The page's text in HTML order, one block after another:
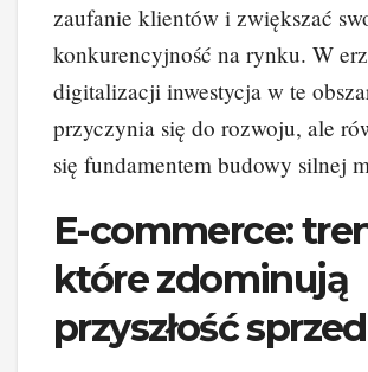
zaufanie klientów i zwiększać
konkurencyjność na rynku. W
digitalizacji inwestycja w te
przyczynia się do rozwoju, ale
się fundamentem budowy silnej
E-commerce:
które zdominują
przyszłość